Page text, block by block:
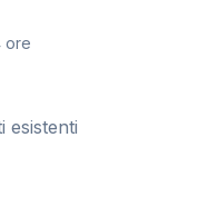
ore
esistenti